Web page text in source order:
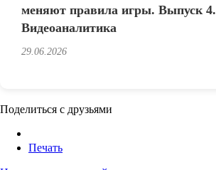
меняют правила игры. Выпуск 4.
Видеоаналитика
29.06.2026
Поделиться с друзьями
Печать